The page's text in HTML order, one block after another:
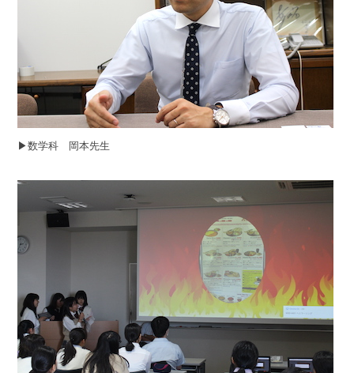
▶︎数学科 岡本先生